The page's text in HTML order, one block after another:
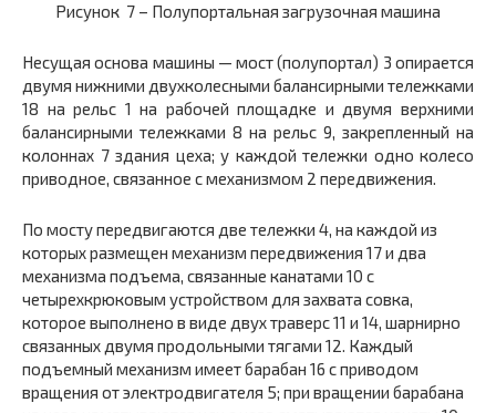
Рисунок 7 – Полупортальная загрузочная машина
Несущая основа машины — мост (полупортал) 3опирается
двумя нижними двухколесными балансирными тележками
18 на рельс 1на рабочей площадке и двумя верхними
балансирными тележками 8 на рельс 9, закрепленный на
колоннах 7 здания цеха; у каждой тележки одно колесо
приводное, связанное с механизмом 2 передвижения.
По мосту передвигаются две тележки 4, на каждой из
которых размещен механизм передвижения 17и два
механизма подъема, связанные канатами 10 с
четырехкрюковым устройством для захвата совка,
которое выполнено в виде двух траверс11 и 14, шарнирно
связанных двумя продольными тягами 12. Каждый
подъемный механизм имеет барабан 16 сприводом
вращения от электродвигателя 5; при вращении барабана